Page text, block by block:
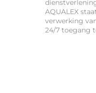
AQUALEX
verwerking
24/7 toegang